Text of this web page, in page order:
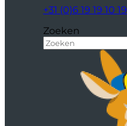
+31 (0)6 19 19 10 19
Zoeken